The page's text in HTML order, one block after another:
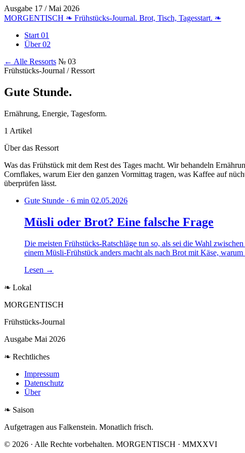
Ausgabe 17 / Mai 2026
MORGENTISCH ❧ Frühstücks-Journal. Brot, Tisch, Tagesstart. ❧
Start 01
Über 02
← Alle Ressorts № 03
Frühstücks-Journal / Ressort
Gute Stunde.
Ernährung, Energie, Tagesform.
1 Artikel
Über das Ressort
Was das Frühstück mit dem Rest des Tages macht. Wir behandeln
Cornflakes, warum Eier den ganzen Vormittag tragen, was Kaffee auf
überprüfen lässt.
Gute Stunde · 6 min 02.05.2026
Müsli oder Brot? Eine falsche Frage
Die meisten Frühstücks-Ratschläge tun so, als sei die Wahl
einem Müsli-Frühstück anders macht als nach Brot mit Käse,
Lesen →
❧ Lokal
MORGENTISCH
Frühstücks-Journal
Ausgabe Mai 2026
❧ Rechtliches
Impressum
Datenschutz
Über
❧ Saison
Aufgetragen aus Falkenstein. Monatlich frisch.
© 2026 · Alle Rechte vorbehalten. MORGENTISCH · MMXXVI